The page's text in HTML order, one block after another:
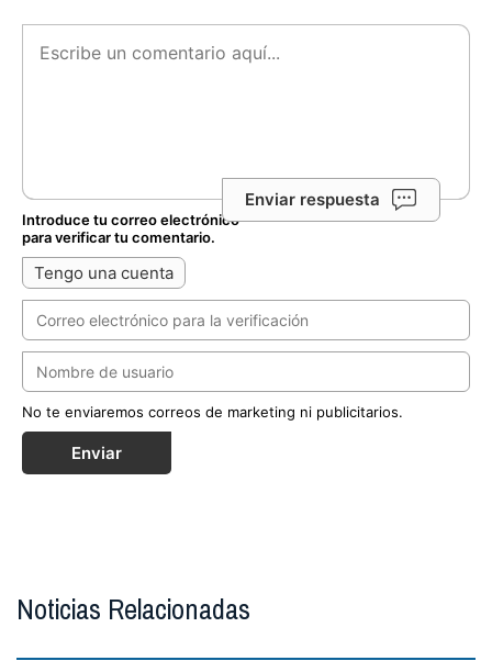
Enviar respuesta
Introduce tu correo electrónico
para verificar tu comentario.
Tengo una cuenta
No te enviaremos correos de marketing ni publicitarios.
Enviar
Noticias Relacionadas